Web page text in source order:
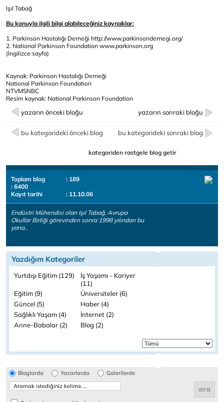
Işıl Tabağ
Bu konuyla ilgili bilgi alabileceğiniz kaynaklar:
1. Parkinson Hastalığı Derneği http://www.parkinsondernegi.org/
2. National Parkinson Foundation www.parkinson.org
(İngilizce sayfa)
Kaynak: Parkinson Hastalığı Derneği
National Parkinson Foundation
NTVMSNBC
Resim kaynak: National Parkinson Foundation
yazarın önceki bloğu yazarın sonraki bloğu
bu kategorideki önceki blog bu kategorideki sonraki blog
kategoriden rastgele blog getir
Toplam blog
: 189
: 6400
Kayıt tarihi
: 11.10.06
Endüstri Mühendisi olan Işıl Tabağ, Avrupa
Okullar Birliği görevinden sonra 1998 yılından bu
yana..
Yazdığım Kategoriler
Yurtdışı Eğitim (129) İş Yaşamı - Kariyer
(11)
Eğitim (9)
Üniversiteler (6)
Güncel (5)
Haber (4)
Sağlıklı Yaşam (4)
İnternet (2)
Anne-Babalar (2)
Blog (2)
Bloglarda Yazarlarda Galerilerde